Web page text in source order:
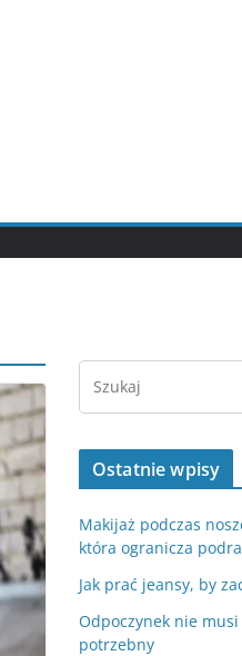
Ostatnie wpisy
Makijaż podczas
która ogranicza
Jak prać jeansy, by
Odpoczynek nie
potrzebny